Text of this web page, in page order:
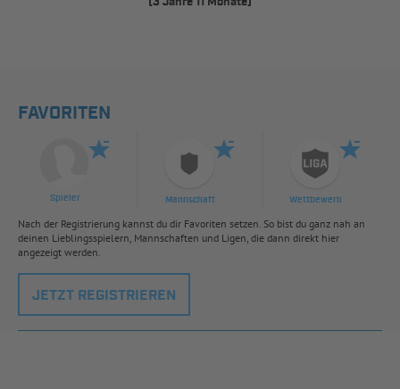
FAVORITEN
Spieler Mannschaft Wettbewerb
Nach der Registrierung kannst du dir Favoriten setzen. So bist du ganz nah an
deinen Lieblingsspielern, Mannschaften und Ligen, die dann direkt hier
angezeigt werden.
JETZT REGISTRIEREN